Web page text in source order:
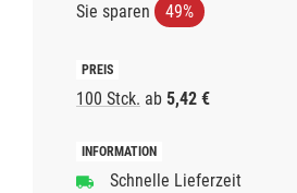
Sie sparen 49%
100 Stck. ab 5,42 €
Schnelle Lieferzeit